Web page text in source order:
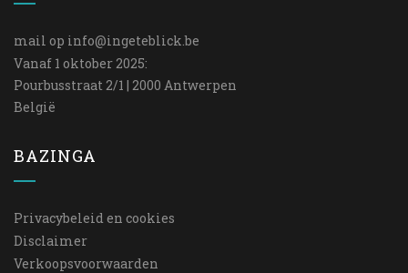
mail op info@ingeteblick.be
Vanaf 1 oktober 2025:
Pourbusstraat 2/1 | 2000 Antwerpen
België
BAZINGA
Privacybeleid en cookies
Disclaimer
Verkoopsvoorwaarden